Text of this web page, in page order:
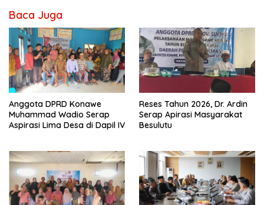
Baca Juga
Anggota DPRD Konawe
Muhammad Wadio Serap
Aspirasi Lima Desa di Dapil IV
Reses Tahun 2026, Dr. Ardin
Serap Apirasi Masyarakat
Besulutu